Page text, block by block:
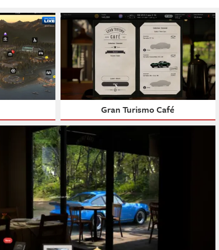
Gran Turismo Café